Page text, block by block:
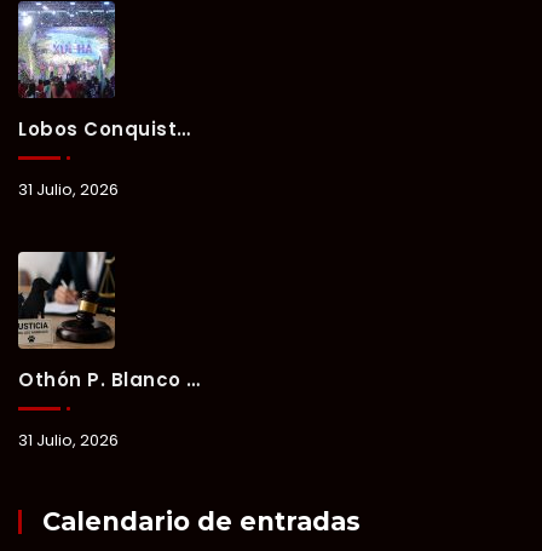
Lobos Conquista La Primera Competencia Del Verano Xul-Há 2026 En Una Noche Llena De Talento Y Energía.
31 Julio, 2026
Othón P. Blanco Refrenda Su Compromiso Contra El Maltrato Animal: Vinculan A Proceso A Presunto Responsable Tras Denuncia Del Ayuntamiento.
31 Julio, 2026
Calendario de entradas